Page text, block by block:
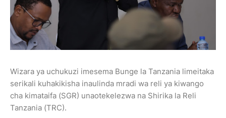
Wizara ya uchukuzi imesema Bunge la Tanzania limeitaka
serikali kuhakikisha inaulinda mradi wa reli ya kiwango
cha kimataifa (SGR) unaotekelezwa na Shirika la Reli
Tanzania (TRC).